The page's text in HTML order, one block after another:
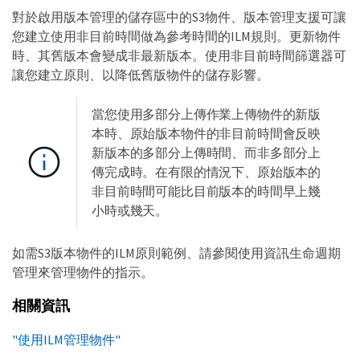
對於啟用版本管理的儲存區中的S3物件、版本管理支援可讓
您建立使用非目前時間做為參考時間的ILM規則。更新物件
時、其舊版本會變成非最新版本。使用非目前時間篩選器可
讓您建立原則、以降低舊版物件的儲存影響。
當您使用多部分上傳作業上傳物件的新版
本時、原始版本物件的非目前時間會反映
新版本的多部分上傳時間、而非多部分上
傳完成時。在有限的情況下、原始版本的
非目前時間可能比目前版本的時間早上幾
小時或幾天。
如需S3版本物件的ILM原則範例、請參閱使用資訊生命週期
管理來管理物件的指示。
相關資訊
"使用ILM管理物件"